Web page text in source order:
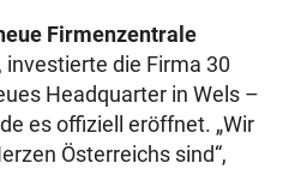
Firmenzentrale
investierte die Firma 30
Headquarter in Wels –
es offiziell eröffnet. „Wir
Österreichs sind“,